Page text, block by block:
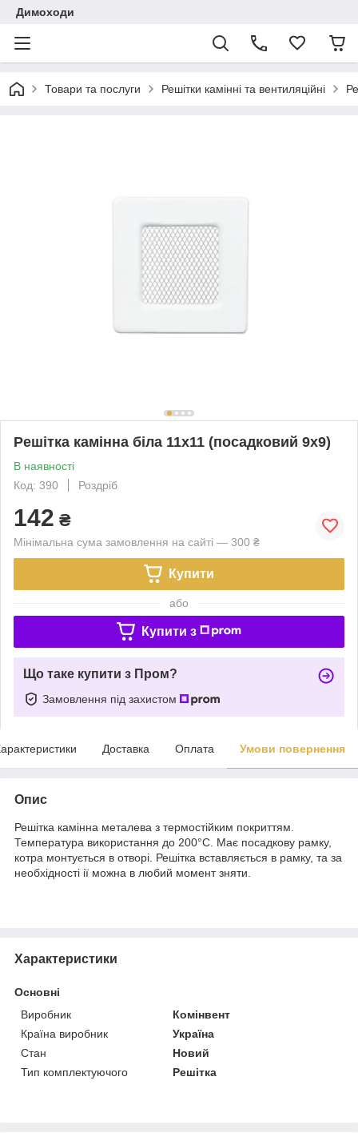
Димоходи
Товари та послуги Решітки камінні та вентиляційні
Решітка камінна біла 11х11 (посадковий 9х9)
В наявності
Код: 390
Роздріб
142 ₴
Мінімальна сума замовлення на сайті — 300 ₴
Купити
або
Купити з
Що таке купити з Пром?
Замовлення під захистом
Доставка Оплата Умови повернення
Опис
Решітка камінна металева з термостійким покриттям.
Температура використання до 200°С. Має посадкову рамку,
котра монтується в отворі. Решітка вставляється в рамку, та за
необхідності ії можна в любий момент зняти.
Характеристики
Основні
Виробник
Комінвент
Країна виробник
Україна
Стан
Новий
Тип комплектуючого
Решітка